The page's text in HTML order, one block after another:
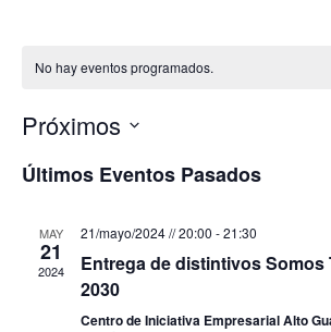
No hay eventos programados.
Próximos
Selecciona
fecha.
Últimos Eventos Pasados
MAY
21
2024
21/mayo/2024 // 20:00 -21:30
Entrega de distintivos Somos
2030
Centro de Iniciativa Empresarial Alto